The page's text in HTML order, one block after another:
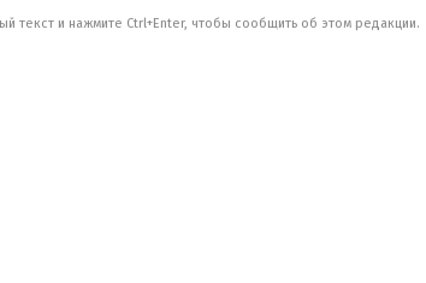
текст и нажмите Ctrl+Enter, чтобы сообщить об этом редакции.